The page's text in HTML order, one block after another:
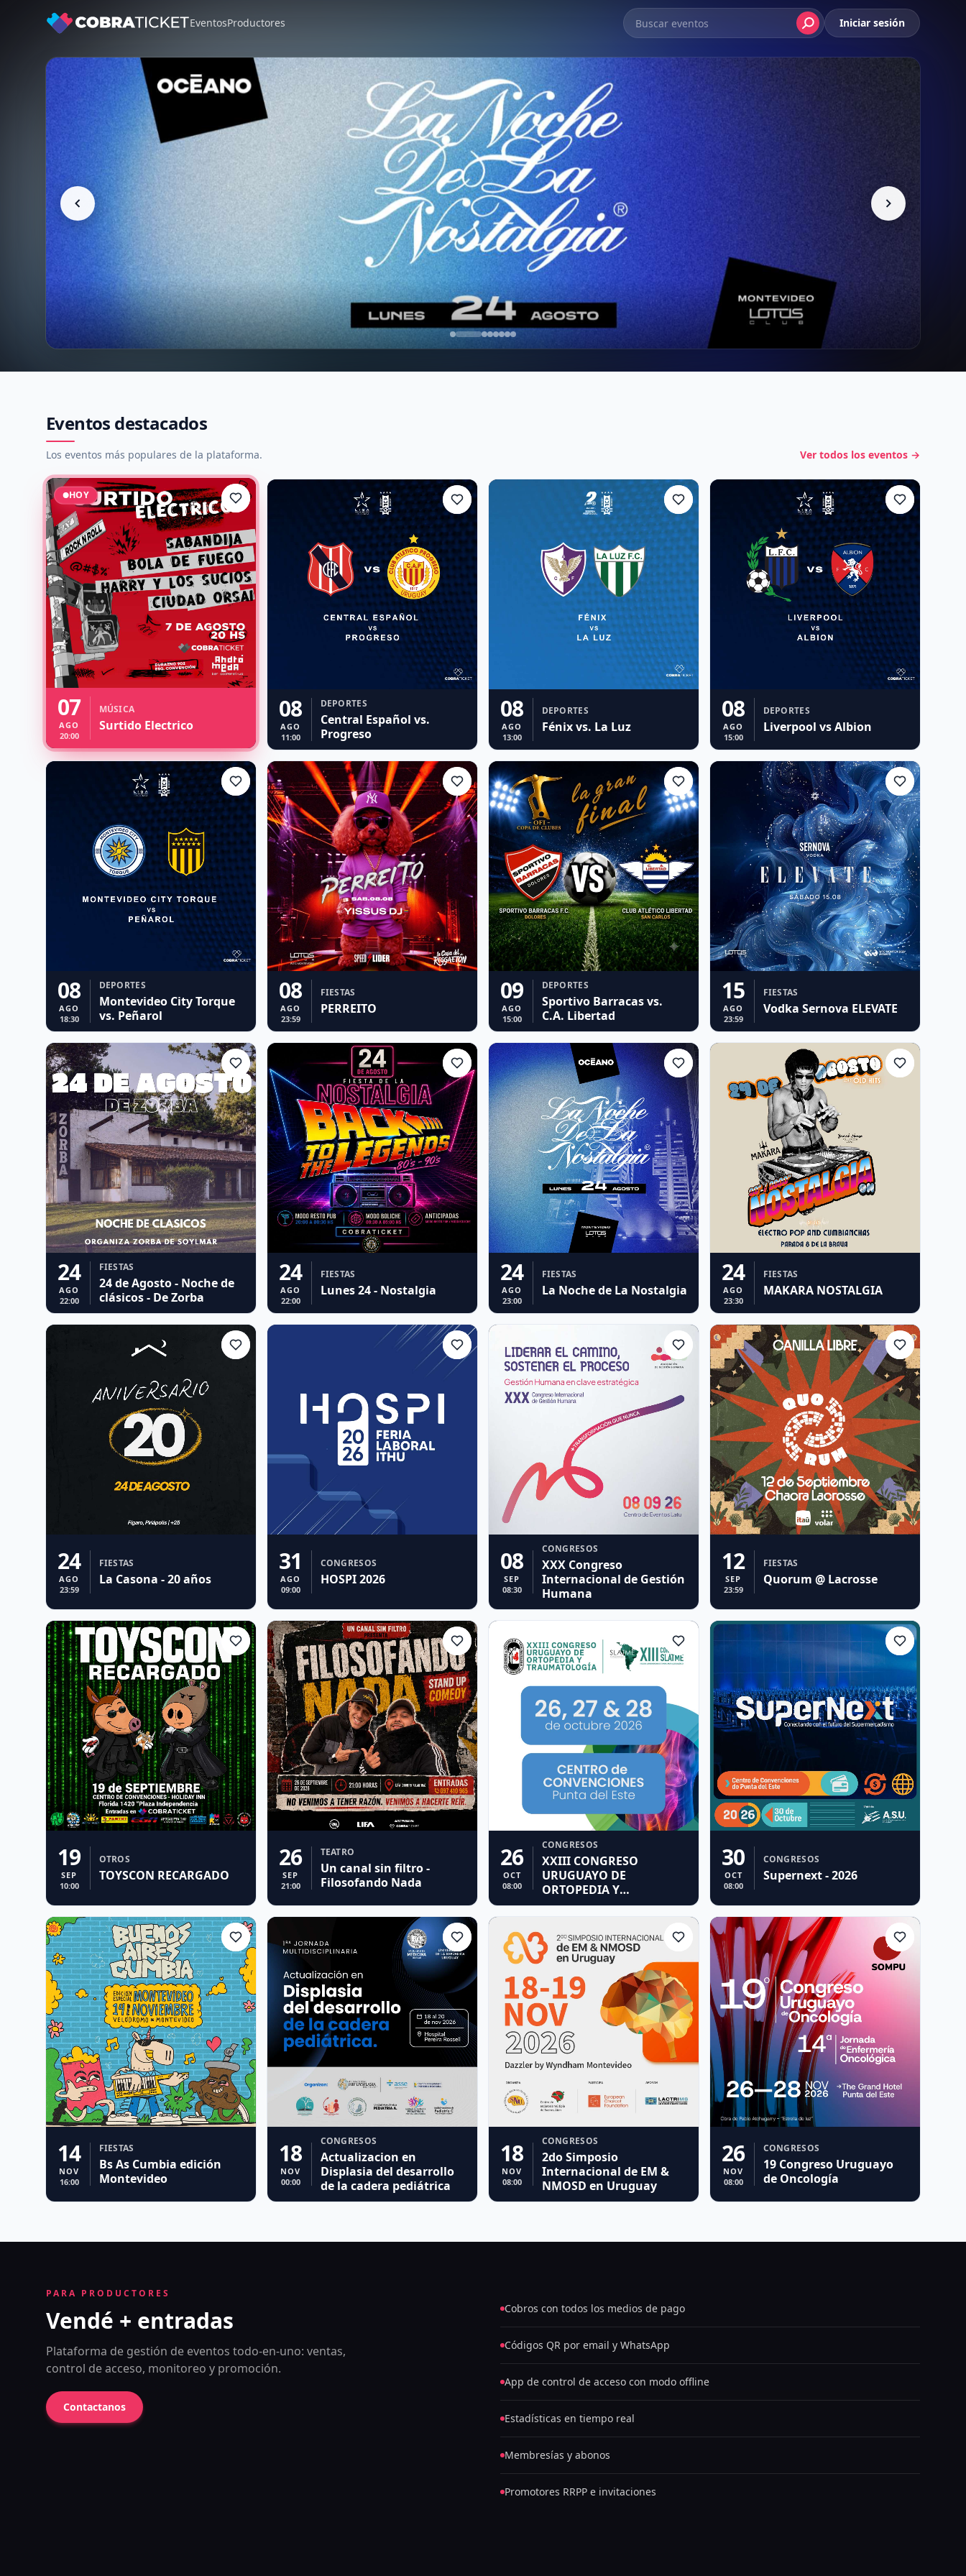
EventosProductores Iniciar sesión
Eventos destacados
Los eventos más populares de la plataforma. Ver todos los eventos →
HOY
07
AGO
20:00
MÚSICA
Surtido Electrico
08
AGO
11:00
DEPORTES
Central Español vs.
Progreso
08
AGO
13:00
DEPORTES
Fénix vs. La Luz
08
AGO
15:00
DEPORTES
Liverpool vs Albion
08
AGO
18:30
DEPORTES
Montevideo City Torque
vs. Peñarol
08
AGO
23:59
FIESTAS
PERREITO
09
AGO
15:00
DEPORTES
Sportivo Barracas vs.
C.A. Libertad
15
AGO
23:59
FIESTAS
Vodka Sernova ELEVATE
24
AGO
22:00
FIESTAS
24 de Agosto - Noche de
clásicos - De Zorba
24
AGO
22:00
FIESTAS
Lunes 24 - Nostalgia
24
AGO
23:00
FIESTAS
La Noche de La Nostalgia
24
AGO
23:30
FIESTAS
MAKARA NOSTALGIA
24
AGO
23:59
FIESTAS
La Casona - 20 años
31
AGO
09:00
CONGRESOS
HOSPI 2026
08
SEP
08:30
CONGRESOS
XXX Congreso
Internacional de Gestión
Humana
12
SEP
23:59
FIESTAS
Quorum @ Lacrosse
19
SEP
10:00
OTROS
TOYSCON RECARGADO
26
SEP
21:00
TEATRO
Un canal sin filtro -
Filosofando Nada
26
OCT
08:00
CONGRESOS
XXIII CONGRESO
URUGUAYO DE
ORTOPEDIA Y
TRAUMATOLOGÍA - XIII
30
OCT
08:00
CONGRESOS
Supernext - 2026
14
NOV
16:00
FIESTAS
Bs As Cumbia edición
Montevideo
18
NOV
00:00
CONGRESOS
Actualizacion en
Displasia del desarrollo
de la cadera pediátrica
18
NOV
08:00
CONGRESOS
2do Simposio
Internacional de EM &
NMOSD en Uruguay
26
NOV
08:00
CONGRESOS
19 Congreso Uruguayo
de Oncología
PARA PRODUCTORES
Vendé + entradas
Plataforma de gestión de eventos todo-en-uno: ventas,
control de acceso, monitoreo y promoción.
Contactanos
Cobros con todos los medios de pago
Códigos QR por email y WhatsApp
App de control de acceso con modo offline
Estadísticas en tiempo real
Membresías y abonos
Promotores RRPP e invitaciones